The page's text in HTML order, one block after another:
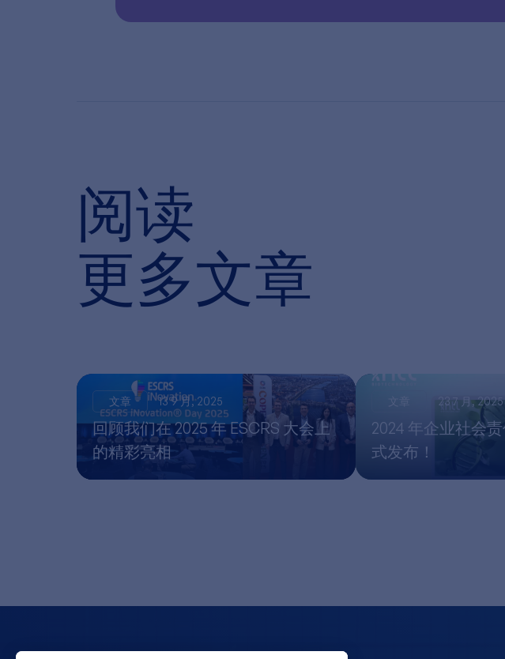
阅读
更多文章
文章 13 9 月, 2025
回顾我们在 2025 年 ESCRS 大会上
的精彩亮相
文章 23 7 月, 2025
2024 年企业社会
式发布！